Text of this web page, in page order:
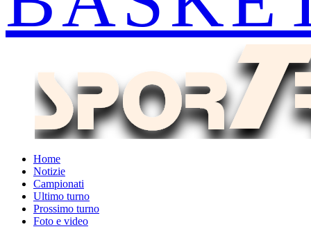
Home
Notizie
Campionati
Ultimo turno
Prossimo turno
Foto e video